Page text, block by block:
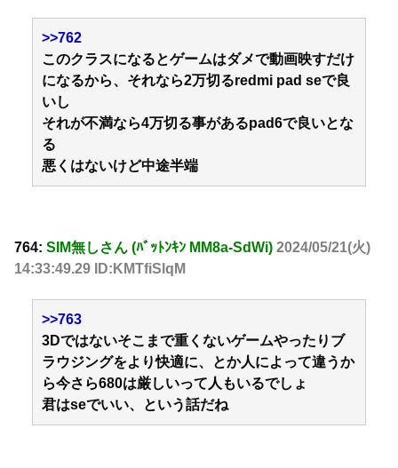
>>762
このクラスになるとゲームはダメで動画映すだけ
になるから、それなら2万切るredmi pad seで良
いし
それが不満なら4万切る事があるpad6で良いとな
る
悪くはないけど中途半端
764: SIM無しさん (ﾊﾞｯﾄﾝｷﾝ MM8a-SdWi) 2024/05/21(火)
14:33:49.29 ID:KMTfiSlqM
>>763
3Dではないそこまで重くないゲームやったりブ
ラウジングをより快適に、とか人によって違うか
ら今さら680は厳しいって人もいるでしょ
君はseでいい、という話だね